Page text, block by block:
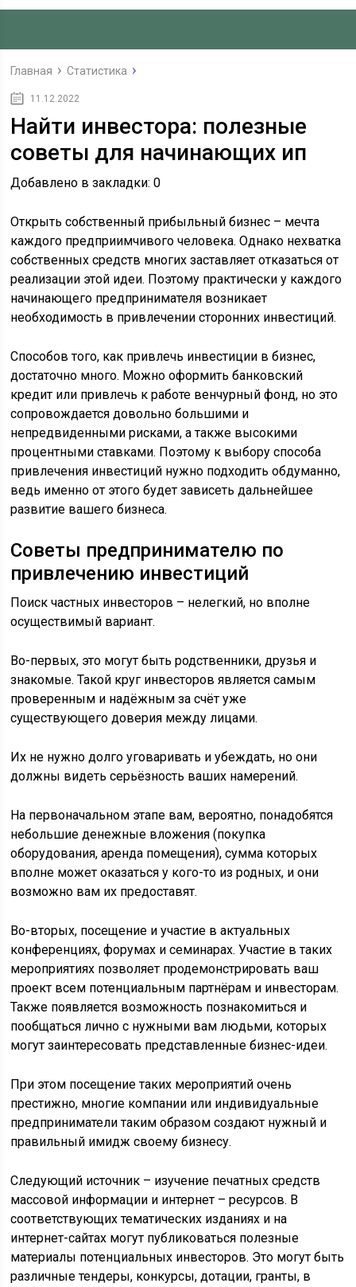
Главная Статистика
11.12.2022
Найти инвестора: полезные
советы для начинающих ип
Добавлено в закладки: 0
Открыть собственный прибыльный бизнес – мечта
каждого предприимчивого человека. Однако нехватка
собственных средств многих заставляет отказаться от
реализации этой идеи. Поэтому практически у каждого
начинающего предпринимателя возникает
необходимость в привлечении сторонних инвестиций.
Способов того, как привлечь инвестиции в бизнес,
достаточно много. Можно оформить банковский
кредит или привлечь к работе венчурный фонд, но это
сопровождается довольно большими и
непредвиденными рисками, а также высокими
процентными ставками. Поэтому к выбору способа
привлечения инвестиций нужно подходить обдуманно,
ведь именно от этого будет зависеть дальнейшее
развитие вашего бизнеса.
Советы предпринимателю по
привлечению инвестиций
Поиск частных инвесторов – нелегкий, но вполне
осуществимый вариант.
Во-первых, это могут быть родственники, друзья и
знакомые. Такой круг инвесторов является самым
проверенным и надёжным за счёт уже
существующего доверия между лицами.
Их не нужно долго уговаривать и убеждать, но они
должны видеть серьёзность ваших намерений.
На первоначальном этапе вам, вероятно, понадобятся
небольшие денежные вложения (покупка
оборудования, аренда помещения), сумма которых
вполне может оказаться у кого-то из родных, и они
возможно вам их предоставят.
Во-вторых, посещение и участие в актуальных
конференциях, форумах и семинарах. Участие в таких
мероприятиях позволяет продемонстрировать ваш
проект всем потенциальным партнёрам и инвесторам.
Также появляется возможность познакомиться и
пообщаться лично с нужными вам людьми, которых
могут заинтересовать представленные бизнес-идеи.
При этом посещение таких мероприятий очень
престижно, многие компании или индивидуальные
предприниматели таким образом создают нужный и
правильный имидж своему бизнесу.
Следующий источник – изучение печатных средств
массовой информации и интернет – ресурсов. В
соответствующих тематических изданиях и на
интернет-сайтах могут публиковаться полезные
материалы потенциальных инвесторов. Это могут быть
различные тендеры, конкурсы, дотации, гранты, в